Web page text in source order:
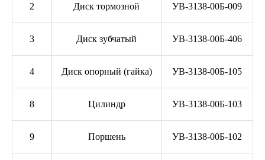
2 Диск тормозной УВ-3138-00Б-009
3 Диск зубчатый УВ-3138-00Б-406
4 Диск опорный (гайка) УВ-3138-00Б-105
8 Цилиндр УВ-3138-00Б-103
9 Поршень УВ-3138-00Б-102